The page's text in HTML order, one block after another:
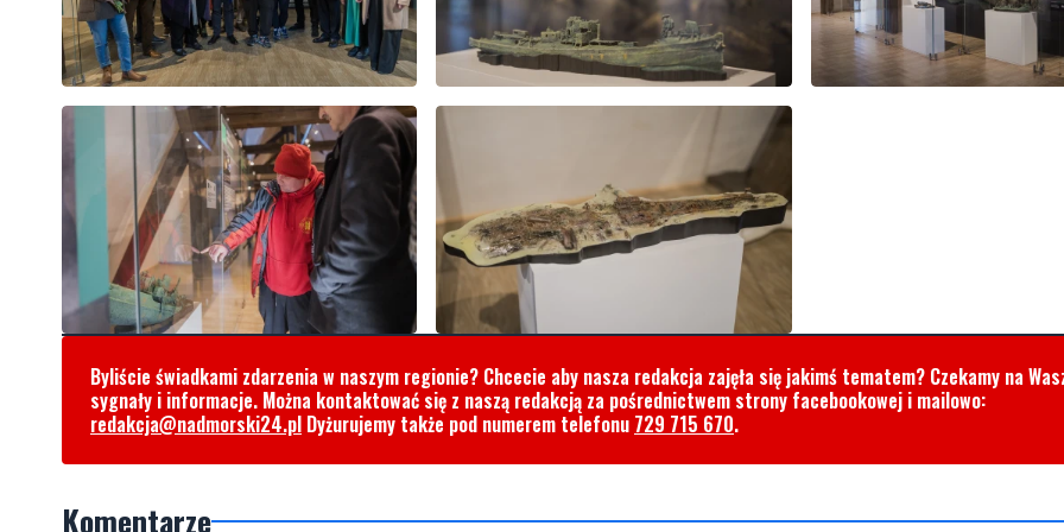
Byliście świadkami zdarzenia w naszym regionie? Chcecie aby nasza redakcja zajęła się jakimś tematem? Czekamy na
sygnały i informacje. Można kontaktować się z naszą redakcją za pośrednictwem strony facebookowej i mailowo:
redakcja@nadmorski24.pl Dyżurujemy także pod numerem telefonu 729 715 670.
Komentarze